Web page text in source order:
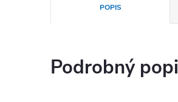
POPIS
Podrobný